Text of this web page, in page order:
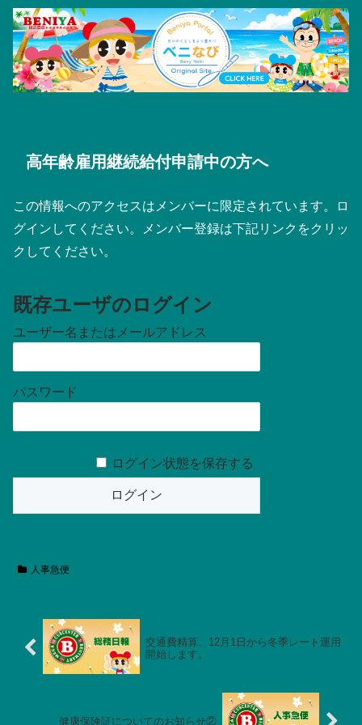
高年齢雇用継続給付申請中の方へ
この情報へのアクセスはメンバーに限定されています。ロ
グインしてください。メンバー登録は下記リンクをクリッ
クしてください。
既存ユーザのログイン
ユーザー名またはメールアドレス
パスワード
ログイン状態を保存する
人事急便
交通費精算、12月1日から冬季レート運用
開始します。
健康保険証についてのお知らせ②